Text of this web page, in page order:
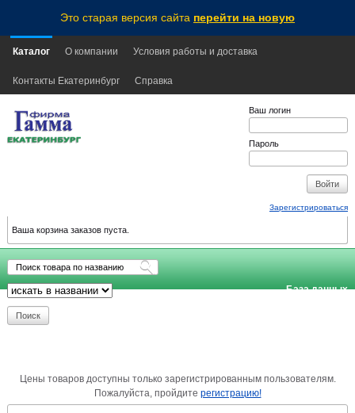
Это старая версия сайта перейти на новую
Каталог О компании Условия работы и доставка
Контакты Екатеринбург Справка
Ваш логин
Пароль
Зарегистрироваться
Ваша корзина заказов пуста.
База данных
Цены товаров доступны только зарегистрированным пользователям.
Пожалуйста, пройдите регистрацию!